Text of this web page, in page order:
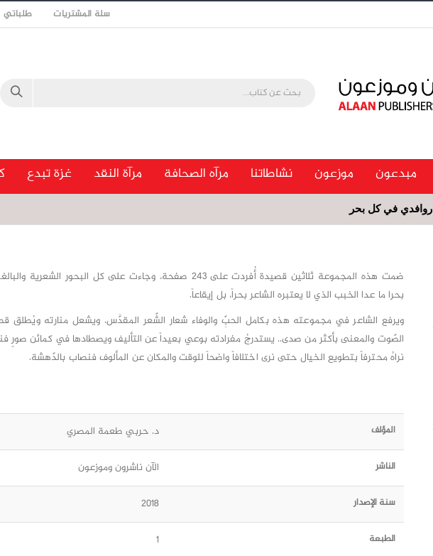
سلة المشتريات طلباتي
مبدعون موزعون نشاطاتنا مرآه الصحافة مرآة النقد غزة تبدع
روافدي في كل بحر
ضمت هذه المجموعة ثلاثين قصيدة أُفردت على 243 صفحة، وجاءت على كل البحور
بحرا ما عدا الخبب الذي لا يعتبره الشاعر بحراً، بل إيقاعاً.
ويرفع الشاعر في مجموعته هذه بكامل الحبِّ والوفاء شعار الشّعر المقدَّس، ويشعل منارته ويُطلق
الصّوت والمعنى بأكثر من صدى.. يستدرجُ مفرادته بوعي بعيداً عن التأليف ويصطادها في كمائن صورٍ
نراهُ محترفاً بتطويع الخيال حتى نرى اختلافاً واضحاً للوقت والمكان عن المألوف فنصاب بالدّهشة.
المؤلف د. حربي طعمة المصري
الناشر الآن ناشرون وموزعون
سنة الإصدار 2018
الطبعة 1